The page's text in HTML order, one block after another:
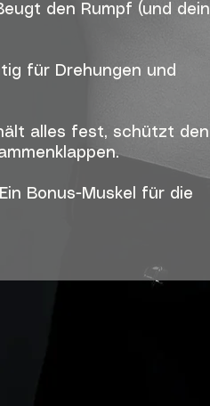
den Rumpf (und dein
für Drehungen und
alles fest, schützt den
Bonus-Muskel für die